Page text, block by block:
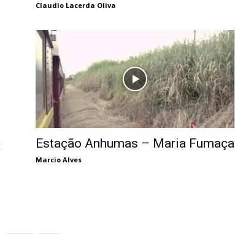
Claudio Lacerda Oliva
Estação Anhumas – Maria Fumaça
Marcio Alves